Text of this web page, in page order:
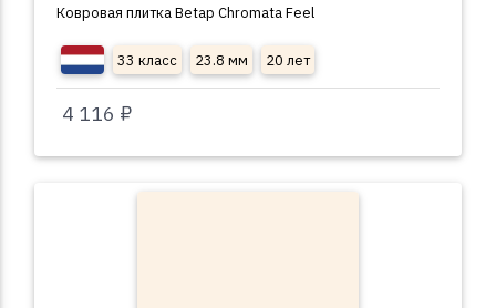
Ковровая плитка Betap Chromata Feel
33 класс 23.8 мм 20 лет
4 116 ₽